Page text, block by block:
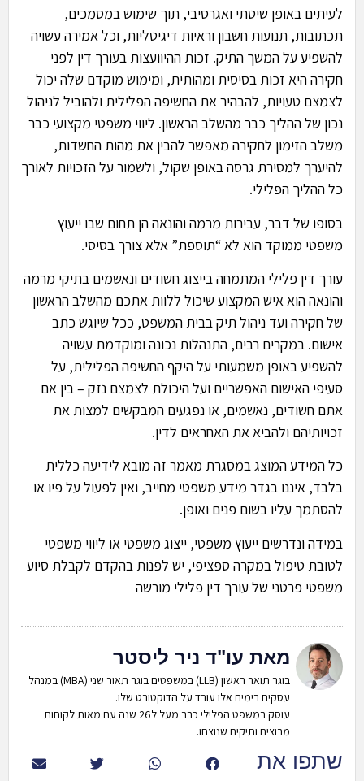
לעיתים באופן שיטתי ואגרסיבי, תוך שימוש במסמכים,
תכתובות, תנועות חשבון וראיות דיגיטליות, וכל אמירה עשויה
להשפיע על המשך התיק. זכות ההיוועצות בעורך דין לפני
חקירה היא זכות בסיסית ומהותית, ומימוש מוקדם שלה יכול
לצמצם טעויות, להבהיר את החשיפה הפלילית ולהוביל לניהול
נכון של ההליך כבר מהשלב הראשון. ליווי משפטי מקצועי כבר
משלב הזימון לחקירה מאפשר להבין את מהות החשדות,
להיערך למסירת גרסה באופן שקול, ולשמור על הזכויות לאורך
כל ההליך הפלילי.
בסופו של דבר, עבירות מרמה והונאה הן תחום שבו ייעוץ
משפטי ממוקד הוא לא “תוספת” אלא צורך בסיסי.
עורך דין פלילי המתמחה בייצוג חשודים ונאשמים בתיקי מרמה
והונאה הוא איש המקצוע שיכול ללוות אתכם מהשלב הראשון
של חקירה ועד ניהול תיק בבית המשפט, ככל שיוגש כתב
אישום. במקרים רבים, התנהלות נכונה ומוקדמת עשויה
להשפיע באופן משמעותי על היקף החשיפה הפלילית, על
סעיפי האישום האפשריים ועל היכולת לצמצם נזק – בין אם
אתם חשודים, נאשמים, או נפגעים המבקשים למצות את
זכויותיהם ולהביא את האחראים לדין.
כל המידע המוצג במסגרת מאמר זה מובא לידיעה כללית
בלבד, איננו בגדר מידע משפטי מחייב, ואין לפעול על פיו או
להסתמך עליו בשום פנים ואופן.
במידה ונדרשים ייעוץ משפטי, ייצוג משפטי או ליווי משפטי
לטובת טיפול במקרה ספציפי, יש לפנות בהקדם לקבלת סיוע
משפטי פרטני של עורך דין פלילי מורשה
מאת עו"ד ניר ליסטר
בוגר תואר ראשון (LLB) במשפטים בוגר תאור שני (MBA) במנהל
עסקים בימים אלו עובד על הדוקטורט שלו.
עוסק במשפט הפלילי כבר מעל ל26 שנה עם מאות לקוחות
מרוצים ותיקים שנוצחו.
שתפו את